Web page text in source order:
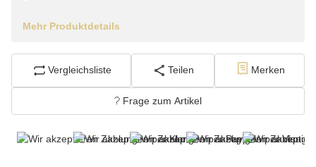
Mehr Produktdetails
Vergleichsliste Teilen Merken
Frage zum Artikel